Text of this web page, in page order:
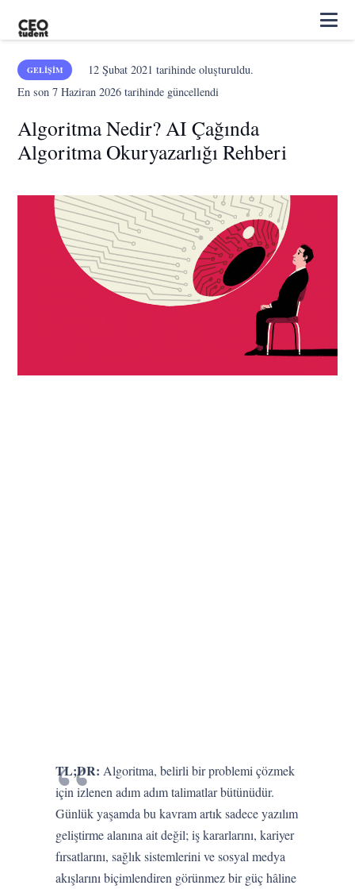
GELIŞIM 12 Şubat 2021 tarihinde oluşturuldu.
En son7 Haziran 2026 tarihinde güncellendi
Algoritma Nedir? AI Çağında
Algoritma Okuryazarlığı Rehberi
TL;DR: Algoritma, belirli bir problemi çözmek
için izlenen adım adım talimatlar bütünüdür.
Günlük yaşamda bu kavram artık sadece yazılım
geliştirme alanına ait değil; iş kararlarını, kariyer
fırsatlarını, sağlık sistemlerini ve sosyal medya
akışlarını biçimlendiren görünmez bir güç hâline